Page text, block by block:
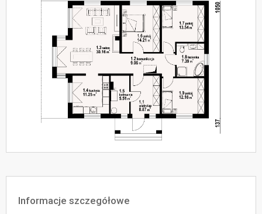
Informacje szczegółowe